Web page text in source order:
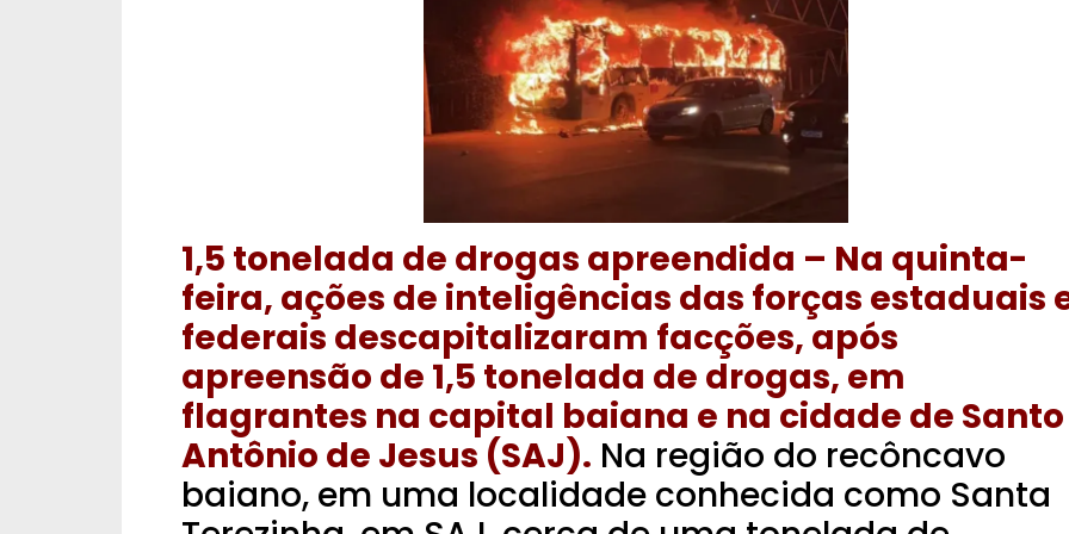
1,5 tonelada de drogas apreendida – Na quinta-
feira, ações de inteligências das forças estaduais
federais descapitalizaram facções, após
apreensão de 1,5 tonelada de drogas, em
flagrantes na capital baiana e na cidade de Santo
Antônio de Jesus (SAJ). Na região do recôncavo
baiano, em uma localidade conhecida como Santa